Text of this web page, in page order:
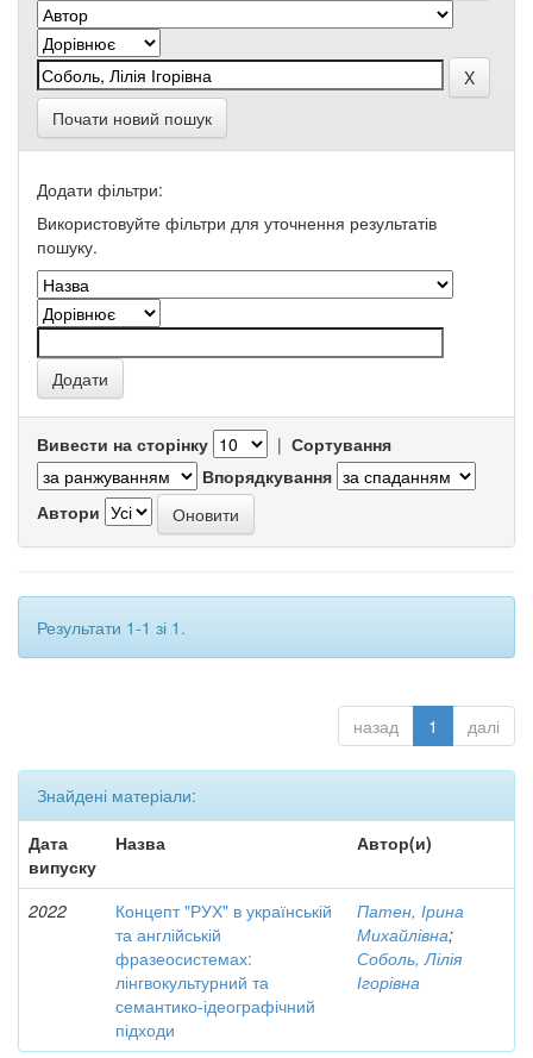
Почати новий пошук
Додати фільтри:
Використовуйте фільтри для уточнення результатів
пошуку.
Вивести на сторінку | Сортування
Впорядкування
Автори
Результати 1-1 зі 1.
назад 1 далі
Знайдені матеріали:
Дата
випуску
Назва Автор(и)
2022
Концепт "РУХ" в українській
та англійській
фразеосистемах:
лінгвокультурний та
семантико-ідеографічний
підходи
Патен, Ірина
Михайлівна;
Соболь, Лілія
Ігорівна